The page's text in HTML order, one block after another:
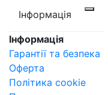
Інформація
Інформація
Гарантії та безпека
Оферта
Політика cookie